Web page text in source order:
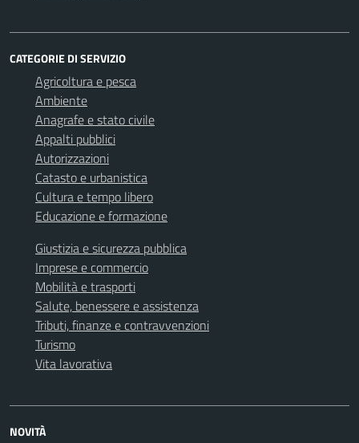
CATEGORIE DI SERVIZIO
Agricoltura e pesca
Ambiente
Anagrafe e stato civile
Appalti pubblici
Autorizzazioni
Catasto e urbanistica
Cultura e tempo libero
Educazione e formazione
Giustizia e sicurezza pubblica
Imprese e commercio
Mobilità e trasporti
Salute, benessere e assistenza
Tributi, finanze e contravvenzioni
Turismo
Vita lavorativa
NOVITÀ